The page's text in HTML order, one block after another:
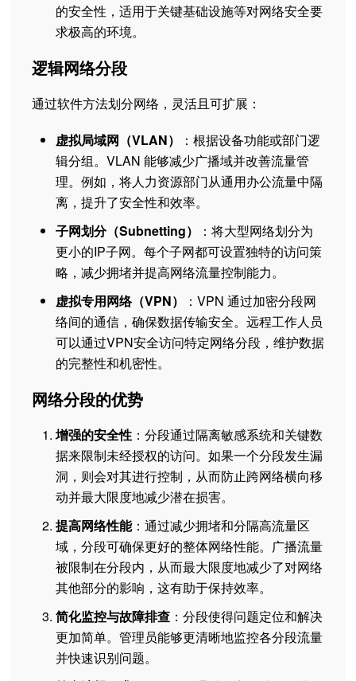
的安全性，适用于关键基础设施等对网络安全要
求极高的环境。
逻辑网络分段
通过软件方法划分网络，灵活且可扩展：
虚拟局域网（VLAN）
：根据设备功能或部门逻
辑分组。VLAN 能够减少广播域并改善流量管
理。例如，将人力资源部门从通用办公流量中隔
离，提升了安全性和效率。
子网划分（Subnetting）
：将大型网络划分为
更小的IP子网。每个子网都可设置独特的访问策
略，减少拥堵并提高网络流量控制能力。
虚拟专用网络（VPN）
：VPN 通过加密分段网
络间的通信，确保数据传输安全。远程工作人员
可以通过VPN安全访问特定网络分段，维护数据
的完整性和机密性。
网络分段的优势
增强的安全性 ：分段通过隔离敏感系统和关键数
据来限制未经授权的访问。如果一个分段发生漏
洞，则会对其进行控制，从而防止跨网络横向移
动并最大限度地减少潜在损害。
提高网络性能：通过减少拥堵和分隔高流量区
域，分段可确保更好的整体网络性能。广播流量
被限制在分段内，从而最大限度地减少了对网络
其他部分的影响，这有助于保持效率。
简化监控与故障排查 ：分段使得问题定位和解决
更加简单。管理员能够更清晰地监控各分段流量
并快速识别问题。